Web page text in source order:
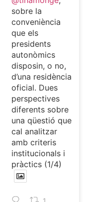
sobre la
conveniència
que els
presidents
autonòmics
disposin, o no,
d’una residència
oficial. Dues
perspectives
diferents sobre
una qüestió que
cal analitzar
amb criteris
institucionals i
pràctics (1/4)